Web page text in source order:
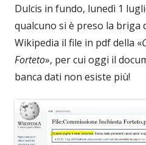
Dulcis in fundo, lunedì 1
qualcuno si è preso la briga
Wikipedia il file in pdf della «
Forteto», per cui oggi il
banca dati non esiste più!